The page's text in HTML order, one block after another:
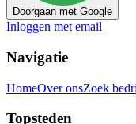
Doorgaan met Google
Inloggen met email
Navigatie
HomeOver onsZoek
Topsteden